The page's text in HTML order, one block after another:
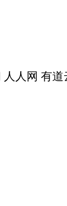
人人网 有道